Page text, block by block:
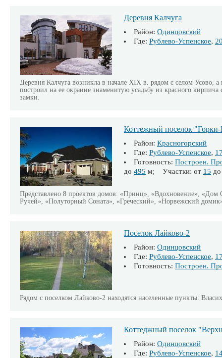
Деревня Калчуга
Район: Одинцовский
Где: Рублево-Успенское,
Деревня Калчуга возникла в начале XIX в. рядом с селом Усово,
построил на ее окраине знаменитую усадьбу из красного
замки.
Коттежный поселок
Район: Красногорский
Где: Рублево-Успенское,
Готовность: Построен.
до 495 м; Участки: от 15
Представлено 8 проектов домов: «Принц», «Вдохновение»,
Ручей», «Полуторный Соната», «Греческий», «Норвежский
Поселок Лайково-2
Район: Одинцовский
Где: Рублево-Успенское,
Готовность: Построен.
Рядом с поселком Лайково-2 находятся населенные пункты:
Коттеджный поселок
Район: Одинцовский
Где: Рублево-Успенское,